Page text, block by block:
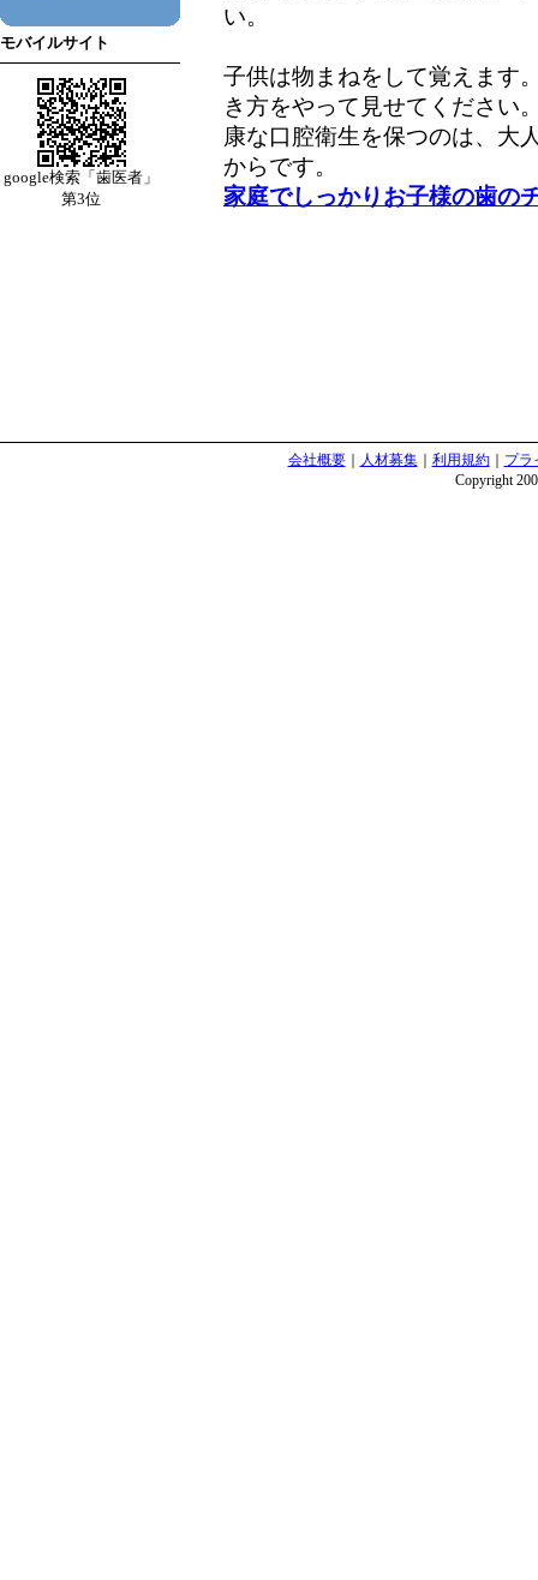
モバイルサイト
google検索「歯医者」
第3位
い。
子供は物まねをして覚えます
き方をやって見せてください
康な口腔衛生を保つのは、大
からです。
家庭でしっかりお子様の歯の
会社概要｜ 人材募集｜ 利用規約｜
プラ
Copyright